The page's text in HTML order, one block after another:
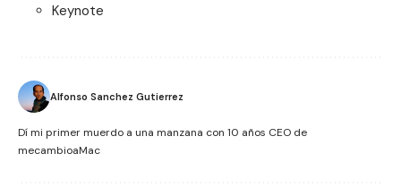
Keynote
Alfonso Sanchez Gutierrez
Dí mi primer muerdo a una manzana con 10 años CEO de
mecambioaMac